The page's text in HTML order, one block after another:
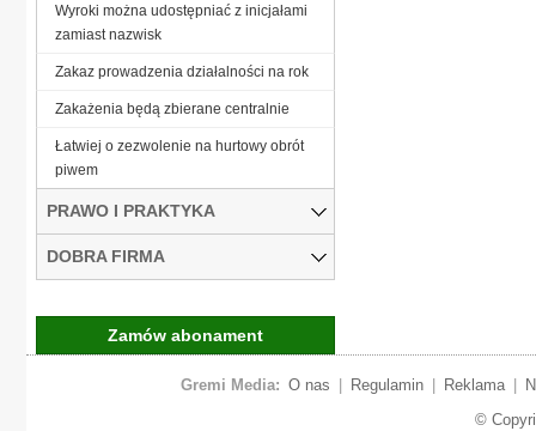
Wyroki można udostępniać z inicjałami
zamiast nazwisk
Zakaz prowadzenia działalności na rok
Zakażenia będą zbierane centralnie
Łatwiej o zezwolenie na hurtowy obrót
piwem
PRAWO I PRAKTYKA
DOBRA FIRMA
Zamów abonament
Gremi Media: O nas Regulamin Reklama
©